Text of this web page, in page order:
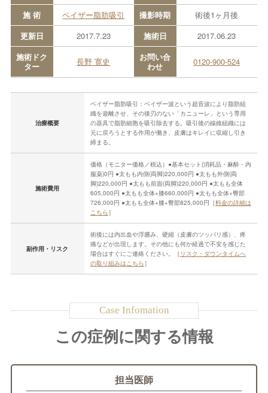
施 術
ベイザー脂肪吸引 撮影時期
術後1ヶ月後
更新日
2017.7.23 施術日
2017.06.23
施術ドク
ター
長野 寛史
お問い合
わせ
0120-900-524
治療概要
ベイザー脂肪吸引：ベイザー波という超音波により脂肪組
織を遊離させ、その後刃のない「カニューレ」という専用
の器具で脂肪細胞を吸引除去する。吸引後の線維組織には
元に戻ろうとする作用が働き、皮膚はキレイに収縮し引き
締まる。
施術費用
価格（モニター価格／税込）●基本セット(消耗品・麻酔・内
服薬)0円 ●太もも内側(両脚)220,000円 ●太もも外側(両
脚)220,000円 ●太もも前面(両脚)220,000円 ●太もも全体
605,000円 ●太もも全体+膝660,000円 ●太もも全体+臀部
726,000円 ●太もも全体+膝+臀部825,000円［料金の詳細は
こちら］
副作用・リスク
術後には内出血や浮腫み、硬縮（皮膚のツッパリ感）、疼
痛などが出現します。その他にも何か経過で不安を感じた
場合はすぐにご連絡ください。［ リスク・ダウンタイムへ
の取り組みはこちら］
この症例に関する情報
担当医師